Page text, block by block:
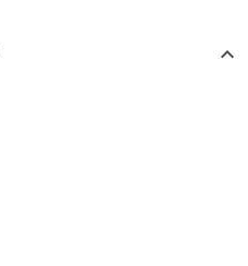
keyboard_arrow_up